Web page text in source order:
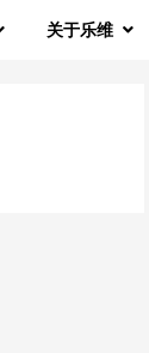
关于乐维